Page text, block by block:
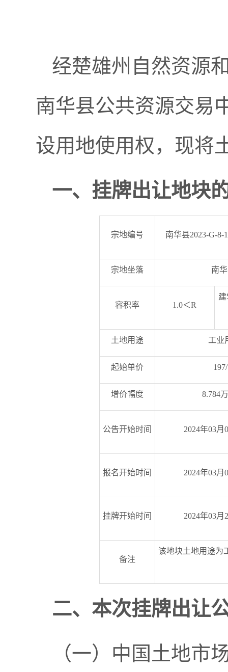
经楚雄州自然资源
南华县公共资源交易
设用地使用权，现将
一、 挂牌出让地块
宗地编号 南华县2023-G-8-
宗地坐落 南
容积率 1.0＜R
土地用途 工业
起始单价
增价幅度 8.784
公告开始时间 2024年03月
报名开始时间 2024年03月
挂牌开始时间 2024年03月
备注
该地块土地用途为
二、本次挂牌出让
（一）中国土地市